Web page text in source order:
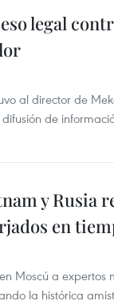
legal
al director de
de
y Rusia
en
Moscú a expertos
la histórica